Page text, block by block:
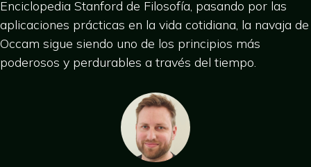
Enciclopedia Stanford de Filosofía, pasando por las
aplicaciones prácticas en la vida cotidiana, la navaja de
Occam sigue siendo uno de los principios más
poderosos y perdurables a través del tiempo.